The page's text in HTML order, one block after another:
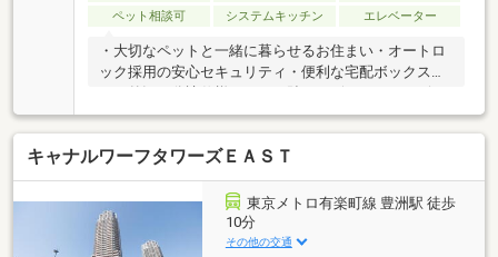
ペット相談可 システムキッチン エレベーター
・大切なペットと一緒に暮らせるお住まい・オートロ
ック採用の安心セキュリティ・便利な宅配ボックスあ
ニ・スーパー・ホームセンターが徒歩圏・東西線・大
江戸線・半蔵門線が利用可能なマルチアクセス・1997
年6月築、新耐震基準マンション・リビングダイニン
グキッチンの写真はCGで作成したリフォームイメージ
です。リフォーム費用は価格に含まれておりません、
リフォームを行う場合は別途費用が発生します。
キャナルワーフタワーズＥＡＳＴ
東京メトロ有楽町線 豊洲駅 徒歩
10分
その他の交通